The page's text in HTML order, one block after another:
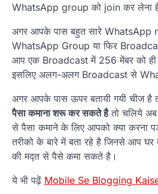
WhatsApp group को join कर लेना
अगर आपके पास बहुत सारे WhatsApp
WhatsApp Group या फिर
आप एक Broadcast में 256 मेंबर को
इसलिए अलग-अलग Broadcast से
अगर आपके पास ऊपर बतायी गयी चीज है
पैसा कमाना शरू कर सकते हैतो चलिये
से पैसा कमाने के लिए आपको क्या करना
तरीको के बारे में बता रहे है जिनसे आप
की मद्त से पैसे कमा सकते है।
ये भी पढ़ें Mobile Se Blogging